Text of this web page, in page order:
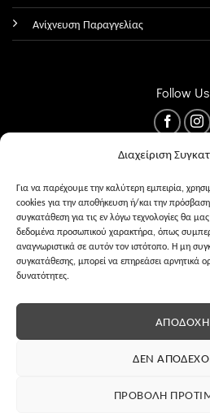
Διαχείριση
Για να παρέχουμε την καλύτερη εμπειρία,
cookies για την αποθήκευση ή/και την
συγκατάθεση για τις εν λόγω τεχνολογίες θα
δεδομένα προσωπικού χαρακτήρα, όπως
αναγνωριστικά σε αυτόν τον ιστότοπο. Η μη
συγκατάθεσης, μπορεί να επηρεάσει αρνητικά
δυνατότητες.
ΑΠΟΔΟΧΉ
ΔΕΝ
ΠΡΟΒΟΛΉ
Ανίχνευση Παραγγελίας
Follow Us
PRIVACY